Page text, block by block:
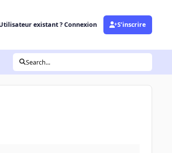
existant ? Connexion S’inscrire
Search...